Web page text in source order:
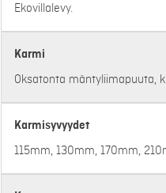
Ekovillalevy.
Karmi
Oksatonta mäntyliimapuuta,
Karmisyvyydet
115mm, 130mm, 170mm,